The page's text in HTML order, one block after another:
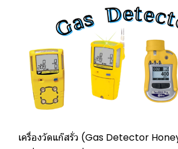
เครื่องวัดแก๊สรั่ว (Gas Detector